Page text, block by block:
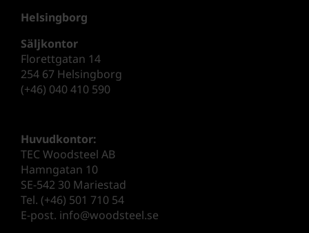
Helsingborg
Säljkontor
Florettgatan 14
254 67 Helsingborg
(+46) 040 410 590
Huvudkontor:
TEC Woodsteel AB
Hamngatan 10
SE-542 30 Mariestad
Tel. (+46) 501 710 54
E-post. info@woodsteel.se